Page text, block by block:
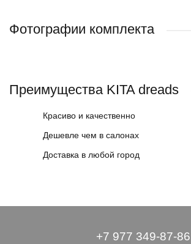
Фотографии комплекта
Преимущества KITA dreads
Красиво и качественно
Дешевле чем в салонах
Доставка в любой город
+7 977 349-87-86